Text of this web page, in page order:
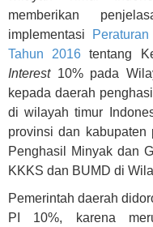
memberikan
implementasi
Tahun 2016 tentang
Interest 10% pada
kepada daerah
di wilayah timur
provinsi dan kabupaten
Penghasil Minyak dan
KKKS dan BUMD di
Pemerintah daerah
PI 10%, karena